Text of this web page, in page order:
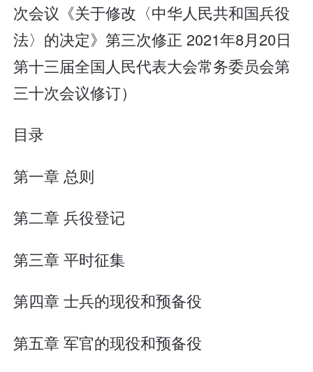
次会议《关于修改〈中华人民共和国兵役
法〉的决定》第三次修正 2021年8月20日
第十三届全国人民代表大会常务委员会第
三十次会议修订）
目录
第一章 总则
第二章 兵役登记
第三章 平时征集
第四章 士兵的现役和预备役
第五章 军官的现役和预备役